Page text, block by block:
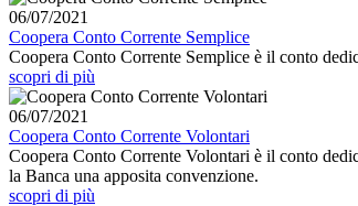
06/07/2021
Coopera Conto Corrente Semplice
Coopera Conto Corrente Semplice è il conto
scopri di più
06/07/2021
Coopera Conto Corrente Volontari
Coopera Conto Corrente Volontari è il conto
la Banca una apposita convenzione.
scopri di più